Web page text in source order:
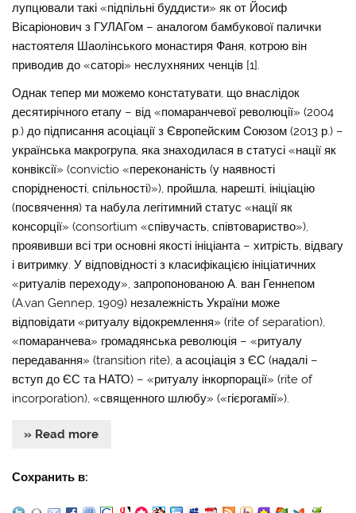
лупцювали такі «підпільні буддисти» як от Йосиф
Вісаріонович з ГУЛАГом – аналогом бамбукової палички
настоятеля Шаолінського монастиря Фаня, котрою він
приводив до «саторі» неслухняних ченців [1].
Однак тепер ми можемо констатувати, що внаслідок
десятирічного етапу – від «помаранчевої революції» (2004
р.) до підписання асоціації з Європейским Союзом (2013 р.) –
українська макрогрупа, яка знаходилася в статусі «нації як
конвіксії» (convictio «переконаність (у наявності
спорідненості, спільності)»), пройшла, нарешті, ініціацію
(посвячення) та набула легітимний статус «нації як
консорції» (consortium «співучасть, співтовариство»),
проявивши всі три основні якості ініціанта – хитрість, відвагу
і витримку. У відповідності з класифікацією ініціатичних
«ритуалів переходу», запропонованою А. ван Геннепом
(A.van Gennep, 1909) незалежність України може
відповідати «ритуалу відокремлення» (rite of separation),
«помаранчева» громадянська революція – «ритуалу
передавання» (transition rite), а асоціація з ЄС (надалі –
вступ до ЄС та НАТО) – «ритуалу інкорпорації» (rite of
incorporation), «священного шлюбу» («гієрогамії»).
» Read more
Сохранить в: